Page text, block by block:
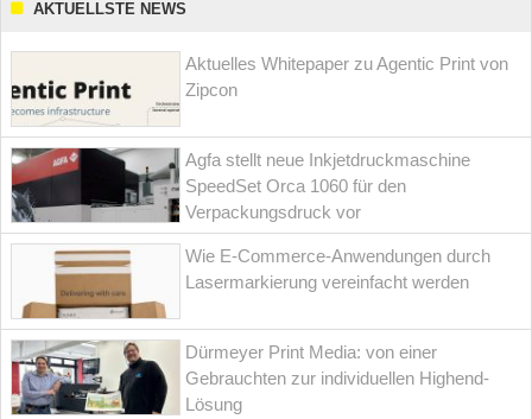
AKTUELLSTE NEWS
Aktuelles Whitepaper zu Agentic Print von
Zipcon
Agfa stellt neue Inkjetdruckmaschine
SpeedSet Orca 1060 für den
Verpackungsdruck vor
Wie E-Commerce-Anwendungen durch
Lasermarkierung vereinfacht werden
Dürmeyer Print Media: von einer
Gebrauchten zur individuellen Highend-
Lösung